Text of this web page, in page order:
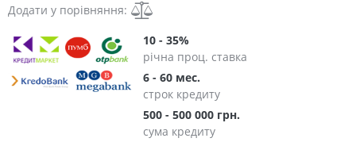
Додати у порівняння:
10 - 35%
річна проц. ставка
6 - 60 мес.
строк кредиту
500 - 500 000 грн.
сума кредиту